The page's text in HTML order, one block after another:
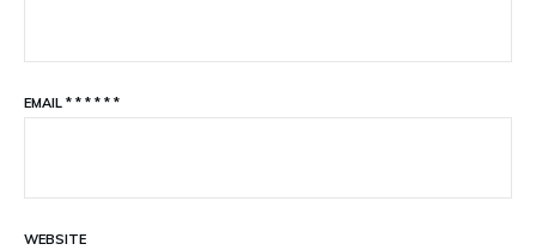
EMAIL * * * * * *
WEBSITE